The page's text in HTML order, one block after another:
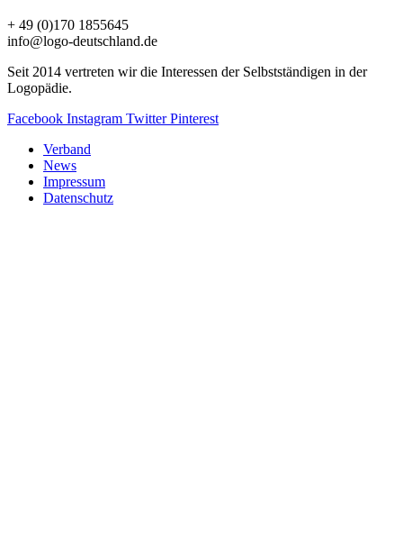
+ 49 (0)170 1855645
info@logo-deutschland.de
Seit 2014 vertreten wir die Interessen der Selbstständigen in der
Logopädie.
Facebook Instagram Twitter Pinterest
Verband
News
Impressum
Datenschutz